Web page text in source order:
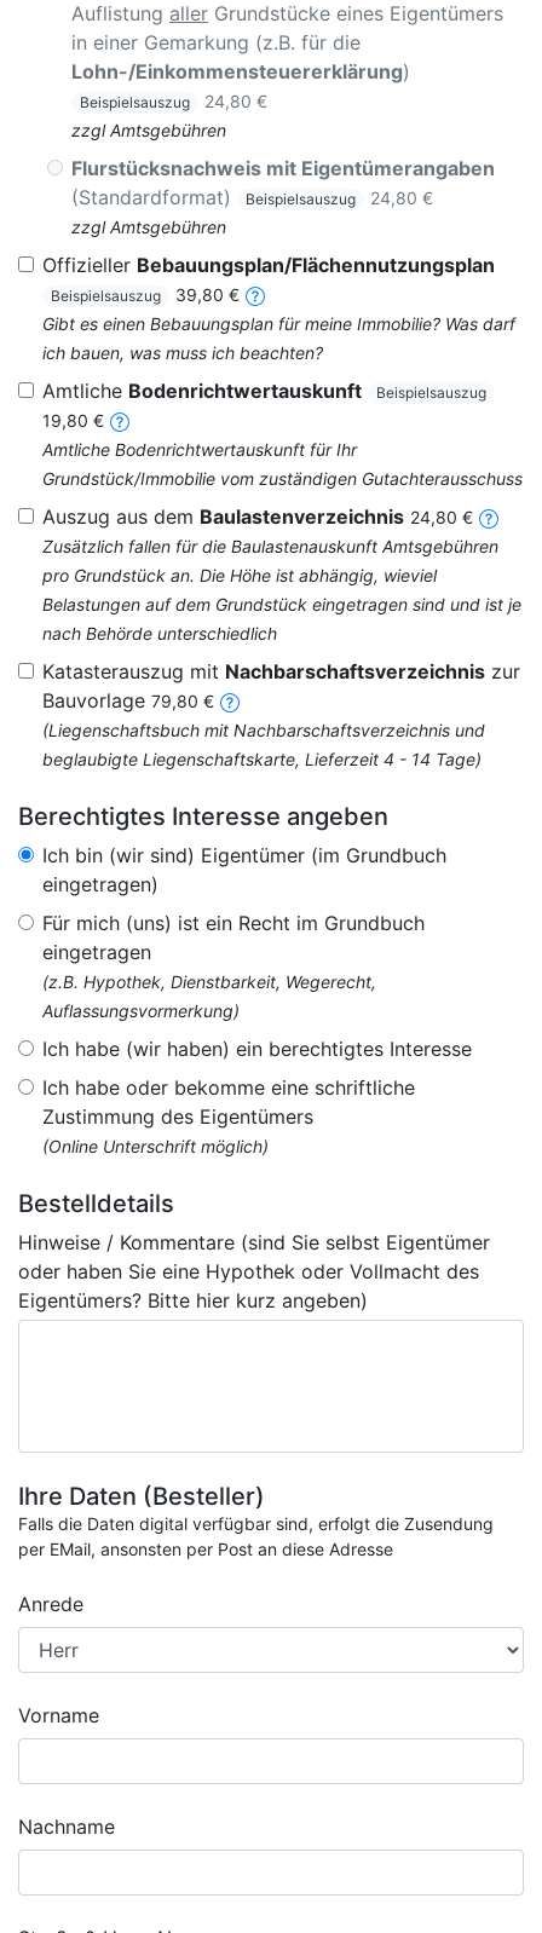
Auflistung aller Grundstücke eines Eigentümers
in einer Gemarkung (z.B. für die
Lohn-/Einkommensteuererklärung)
Beispielsauszug
24,80 €
zzgl Amtsgebühren
Flurstücksnachweis mit Eigentümerangaben
(Standardformat)
Beispielsauszug
24,80 €
zzgl Amtsgebühren
Offizieller Bebauungsplan/Flächennutzungsplan
Beispielsauszug
39,80 €
Gibt es einen Bebauungsplan für meine Immobilie? Was darf
ich bauen, was muss ich beachten?
Amtliche Bodenrichtwertauskunft Beispielsauszug
19,80 €
Amtliche Bodenrichtwertauskunft für Ihr
Grundstück/Immobilie vom zuständigen Gutachterausschuss
Auszug aus dem Baulastenverzeichnis 24,80 €
Zusätzlich fallen für die Baulastenauskunft Amtsgebühren
pro Grundstück an. Die Höhe ist abhängig, wieviel
Belastungen auf dem Grundstück eingetragen sind und ist je
nach Behörde unterschiedlich
Katasterauszug mit Nachbarschaftsverzeichnis zur
Bauvorlage 79,80 €
(Liegenschaftsbuch mit Nachbarschaftsverzeichnis und
beglaubigte Liegenschaftskarte, Lieferzeit 4 - 14 Tage)
Berechtigtes Interesse angeben
Ich bin (wir sind) Eigentümer (im Grundbuch
eingetragen)
Für mich (uns) ist ein Recht im Grundbuch
eingetragen
(z.B. Hypothek, Dienstbarkeit, Wegerecht,
Auflassungsvormerkung)
Ich habe (wir haben) ein berechtigtes Interesse
Ich habe oder bekomme eine schriftliche
Zustimmung des Eigentümers
(Online Unterschrift möglich)
Bestelldetails
Hinweise / Kommentare (sind Sie selbst Eigentümer
oder haben Sie eine Hypothek oder Vollmacht des
Eigentümers? Bitte hier kurz angeben)
Ihre Daten (Besteller)
Falls die Daten digital verfügbar sind, erfolgt die Zusendung
per EMail, ansonsten per Post an diese Adresse
Anrede
Vorname
Nachname